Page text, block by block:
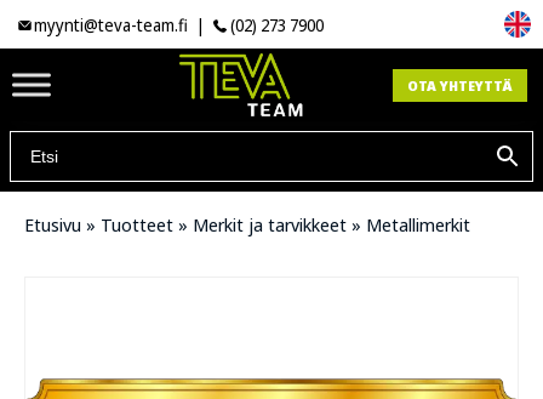
myynti@teva-team.fi | (02) 273 7900
OTA YHTEYTTÄ
Etusivu » Tuotteet » Merkit ja tarvikkeet » Metallimerkit